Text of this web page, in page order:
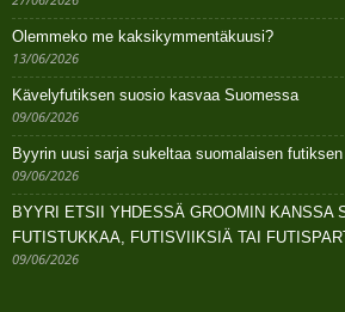
Olemmeko me kaksikymmentäkuusi?
13/06/2026
Kävelyfutiksen suosio kasvaa Suomessa
09/06/2026
Byyrin uusi sarja sukeltaa suomalaisen
09/06/2026
BYYRI ETSII YHDESSÄ GROOMIN KANSSA
FUTISTUKKAA, FUTISVIIKSIÄ TAI
09/06/2026